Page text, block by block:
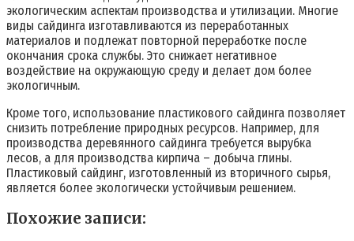
экологическим аспектам производства и утилизации. Многие
виды сайдинга изготавливаются из переработанных
материалов и подлежат повторной переработке после
окончания срока службы. Это снижает негативное
воздействие на окружающую среду и делает дом более
экологичным.
Кроме того, использование пластикового сайдинга позволяет
снизить потребление природных ресурсов. Например, для
производства деревянного сайдинга требуется вырубка
лесов, а для производства кирпича – добыча глины.
Пластиковый сайдинг, изготовленный из вторичного сырья,
является более экологически устойчивым решением.
Похожие записи: